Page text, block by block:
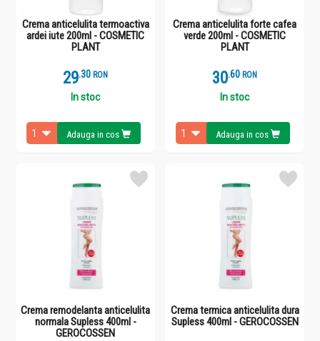
Crema anticelulita termoactiva
ardei iute 200ml - COSMETIC
PLANT
29.3 RON
In stoc
Adauga in cos
Crema anticelulita forte cafea
verde 200ml - COSMETIC
PLANT
30.6 RON
In stoc
Adauga in cos
Crema remodelanta anticelulita
normala Supless 400ml -
GEROCOSSEN
Crema termica anticelulita dura
Supless 400ml - GEROCOSSEN